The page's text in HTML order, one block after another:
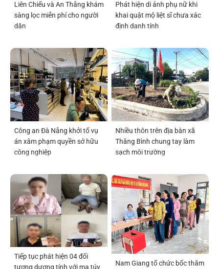
Liên Chiểu và An Thắng khám
sàng lọc miễn phí cho người
dân
Phát hiện di ảnh phụ nữ khi
khai quật mộ liệt sĩ chưa xác
định danh tính
Công an Đà Nẵng khởi tố vụ
án xâm phạm quyền sở hữu
công nghiệp
Nhiều thôn trên địa bàn xã
Thăng Bình chung tay làm
sạch môi trường
Tiếp tục phát hiện 04 đối
tượng dương tính với ma túy
Nam Giang tổ chức bốc thăm